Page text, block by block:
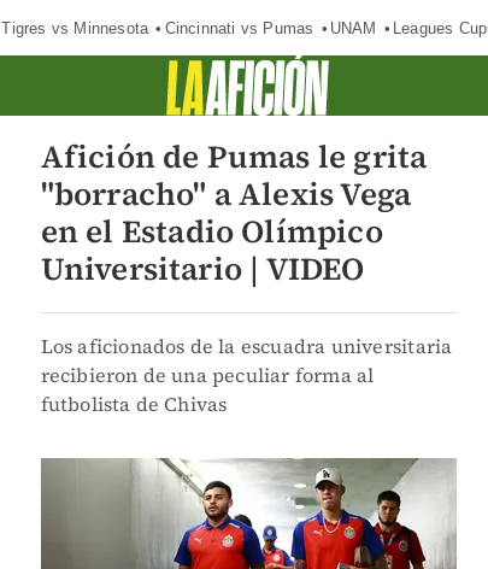
Tigres vs Minnesota Cincinnati vs Pumas UNAM Leagues Cup
Afición de Pumas le grita
"borracho" a Alexis Vega
en el Estadio Olímpico
Universitario | VIDEO
Los aficionados de la escuadra universitaria
recibieron de una peculiar forma al
futbolista de Chivas